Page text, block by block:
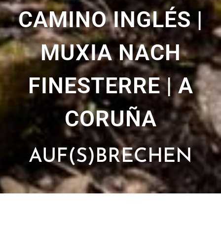
CAMINO INGLÉS |
MUXIA NACH
FINESTERRE | A
CORUÑA
AUF(S)BRECHEN